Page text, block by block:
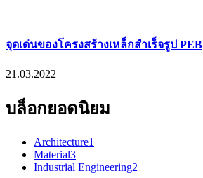
จุดเด่นของโครงสร้างเหล็กสำเร็จรูป PEB
21.03.2022
บล็อกยอดนิยม
Architecture1
Material3
Industrial Engineering2